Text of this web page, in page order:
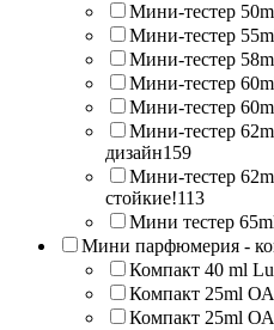
Мини-тестер
Мини-тестер
Мини-тестер
Мини-тестер
Мини-тестер
Мини-тестер
дизайн159
Мини-тестер
стойкие!113
Мини тестер
Мини парфюмерия -
Компакт 40 ml
Компакт 25ml
Компакт 25ml